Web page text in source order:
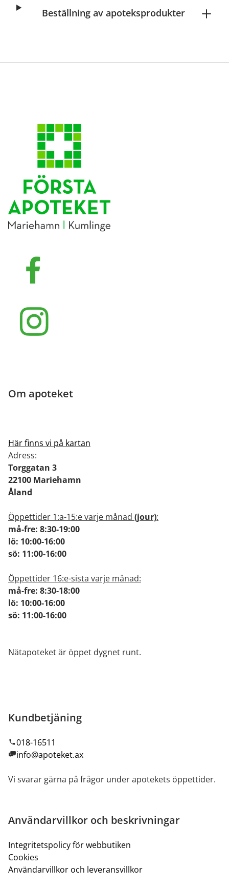
Beställning av apoteksprodukter
Om apoteket
Här finns vi på kartan
Adress:
Torggatan 3
22100 Mariehamn
Åland
Öppettider 1:a-15:e varje månad (jour):
må-fre: 8:30-19:00
lö: 10:00-16:00
sö: 11:00-16:00
Öppettider 16:e-sista varje månad:
må-fre: 8:30-18:00
lö: 10:00-16:00
sö: 11:00-16:00
Nätapoteket är öppet dygnet runt.
Kundbetjäning
018-16511
info@apoteket.ax
Vi svarar gärna på frågor under apotekets öppettider.
Användarvillkor och beskrivningar
Integritetspolicy för webbutiken
Cookies
Användarvillkor och leveransvillkor